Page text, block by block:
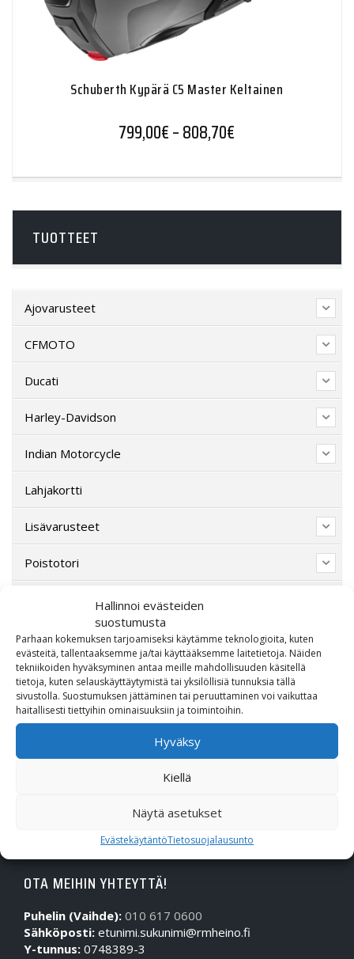
Hallinnoi evästeiden
suostumusta
Parhaan kokemuksen tarjoamiseksi käytämme teknologioita, kuten
evästeitä, tallentaaksemme ja/tai käyttääksemme laitetietoja. Näiden
tekniikoiden hyväksyminen antaa meille mahdollisuuden käsitellä
tietoja, kuten selauskäyttäytymistä tai yksilöllisiä tunnuksia tällä
sivustolla. Suostumuksen jättäminen tai peruuttaminen voi vaikuttaa
haitallisesti tiettyihin ominaisuuksiin ja toimintoihin.
Hyväksy
Kiellä
Näytä asetukset
EvästekäytäntöTietosuojalausunto
Schuberth Kypärä C5 Master Keltainen
799,00€–808,70€
TUOTTEET
Ajovarusteet
CFMOTO
Ducati
Harley-Davidson
Indian Motorcycle
Lahjakortti
Lisävarusteet
Poistotori
Suzuki
SW-Motech
Varaosat/Sekalaiset
OTA MEIHIN YHTEYTTÄ!
Puhelin (Vaihde): 010 617 0600
Sähköposti: etunimi.sukunimi@rmheino.fi
Y-tunnus: 0748389-3